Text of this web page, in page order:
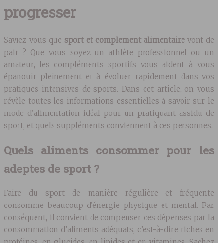
progresser
Saviez-vous que sport et complement alimentaire vont de
pair ? Que vous soyez un athlète professionnel ou un
amateur, les compléments sportifs vous aident à vous
épanouir pleinement et à évoluer rapidement dans vos
pratiques intensives de sports. Dans cet article, on vous
révèle toutes les informations essentielles à savoir sur le
mode d’alimentation idéal pour un pratiquant assidu de
sport, et quels suppléments conviennent à ces personnes.
Quels aliments consommer pour les
adeptes de sport ?
Faire du sport de manière régulière et fréquente
consomme beaucoup d’énergie physique et mental. Par
conséquent, il convient de compenser ces dépenses par la
consommation d’aliments adéquats, c’est-à-dire riches en